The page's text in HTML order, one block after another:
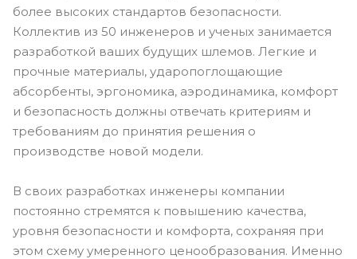
более высоких стандартов безопасности.
Коллектив из 50 инженеров и ученых занимается
разработкой ваших будущих шлемов. Легкие и
прочные материалы, ударопоглощающие
абсорбенты, эргономика, аэродинамика, комфорт
и безопасность должны отвечать критериям и
требованиям до принятия решения о
производстве новой модели.
В своих разработках инженеры компании
постоянно стремятся к повышению качества,
уровня безопасности и комфорта, сохраняя при
этом схему умеренного ценообразования. Именно